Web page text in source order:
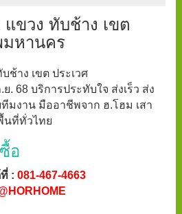
ขวง ทับช้าง เขต
มหานคร
ช้าง เขต ประเวศ
. 68 บริการประทับใจ ส่งเร็ว ส่ง
มงาน มืออาชีพจาก ฮ.โฮม เสา
นที่ทั่วไทย
อ
: 081-467-4663